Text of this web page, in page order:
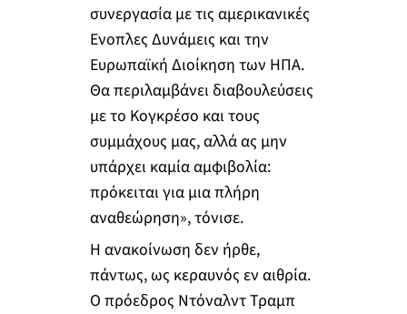
συνεργασία με τις αμερικανικές
Ενοπλες Δυνάμεις και την
Ευρωπαϊκή Διοίκηση των ΗΠΑ.
Θα περιλαμβάνει διαβουλεύσεις
με το Κογκρέσο και τους
συμμάχους μας, αλλά ας μην
υπάρχει καμία αμφιβολία:
πρόκειται για μια πλήρη
αναθεώρηση», τόνισε.
Η ανακοίνωση δεν ήρθε,
πάντως, ως κεραυνός εν αιθρία.
Ο πρόεδρος Ντόναλντ Τραμπ